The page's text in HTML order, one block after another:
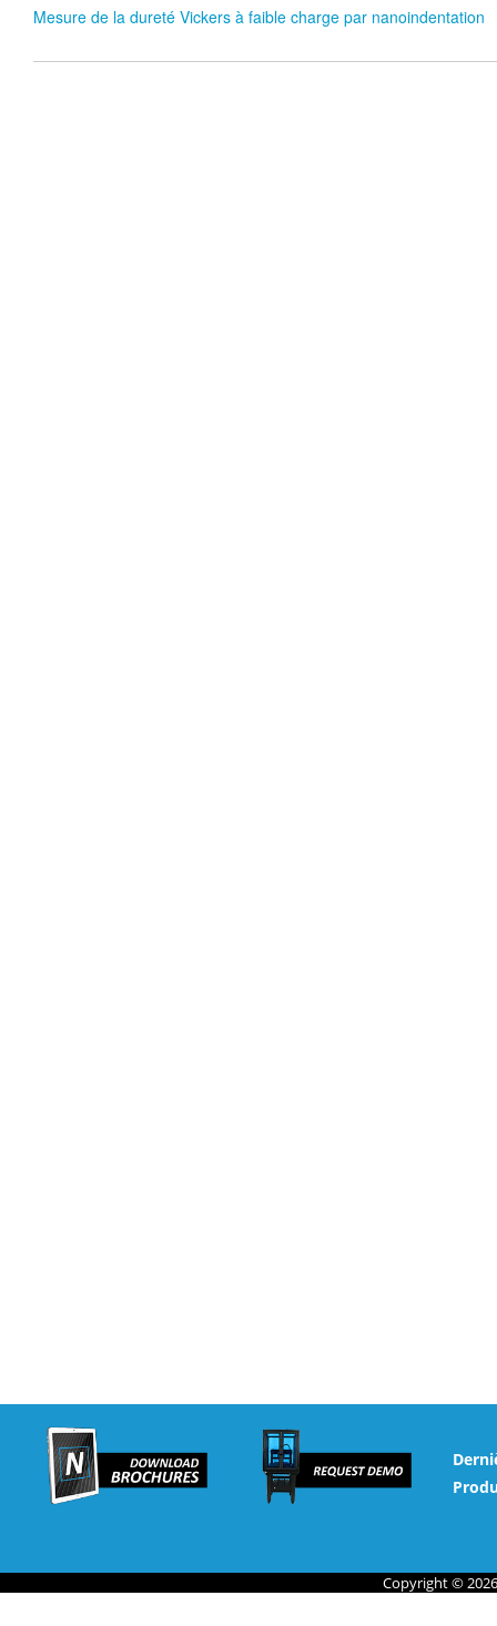
Mesure de la dureté Vickers à faible charge par nanoindentation
Copyright ©